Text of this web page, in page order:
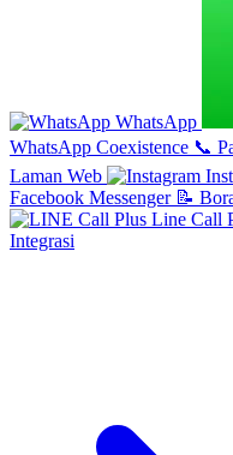
WhatsApp
WhatsApp Coexistence 📞
Laman Web
Facebook Messenger 📝
Line Call
Integrasi